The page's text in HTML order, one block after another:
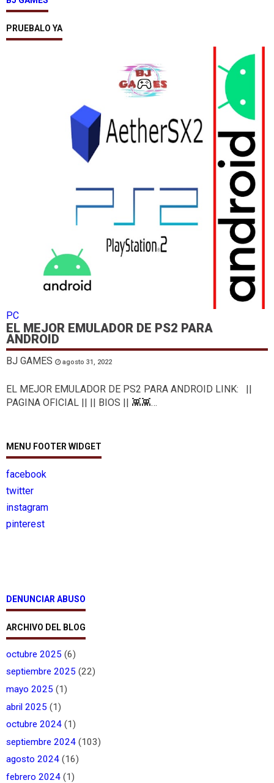
PRUEBALO YA
PC
EL MEJOR EMULADOR DE PS2 PARA
ANDROID
BJ GAMES agosto 31, 2022
EL MEJOR EMULADOR DE PS2 PARA ANDROID LINK: ||
PAGINA OFICIAL || || BIOS || 👾👾…
MENU FOOTER WIDGET
facebook
twitter
instagram
pinterest
DENUNCIAR ABUSO
ARCHIVO DEL BLOG
octubre 2025 (6)
septiembre 2025 (22)
mayo 2025 (1)
abril 2025 (1)
octubre 2024 (1)
septiembre 2024 (103)
agosto 2024 (16)
febrero 2024 (1)